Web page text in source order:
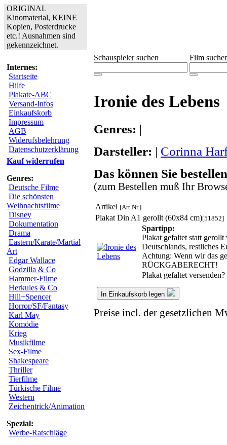
ORIGINAL
Kinomaterial, KEINE
Kopien, Posterdrucke
etc.! Ausnahmen sind
gekennzeichnet.
Internes:
Startseite
Hilfe
Plakate-ABC
Versand-Infos
Einkaufskorb
Impressum
AGB
Widerufsbelehrung
Datenschutzerklärung
Kauf widerrufen
Genres:
Deutsche Filme
Die schönsten
Weihnachtsfilme
Disney
Dokumentation
Drama
Eastern/Karate/Martial
Art
Edgar Wallace
Godzilla & Co
Hammer-Filme
Herkules & Co
Hill+Spencer
Horror/SF/Fantasy
Karl May
Komödie
Krieg
Musikfilme
Sex-Filme
Shakespeare
Thriller
Tierfilme
Türkische Filme
Western
Zeichentrick/Animation
Spezial:
Werbe-Ratschläge
Schauspieler suchen Film
Ironie des Lebens
Genres: |
Darsteller: | Corinna
Das können Sie
(zum Bestellen muß Ihr
Artikel [Art.Nr.]
Plakat Din A1 gerollt (60x84 cm)[51852]
Spartipp:
Plakat gefaltet statt
Deutschlands, restliches
Achtung: Wenn wir das
RÜCKGABERECHT!
Plakat gefaltet versenden?
In Einkaufskorb legen
Preise incl. der gesetzlichen